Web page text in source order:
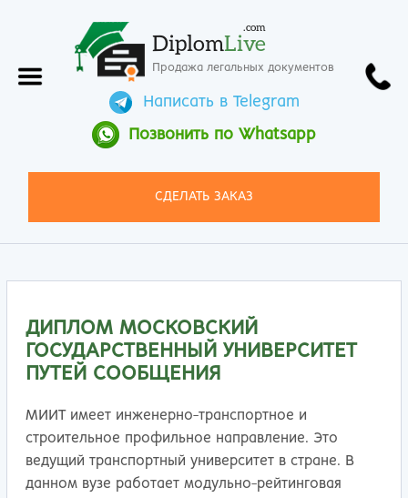
DiplomLive
.com
Продажа легальных документов
Написать в Telegram
Позвонить по Whatsapp
СДЕЛАТЬ ЗАКАЗ
ДИПЛОМ МОСКОВСКИЙ
ГОСУДАРСТВЕННЫЙ УНИВЕРСИТЕТ
ПУТЕЙ СООБЩЕНИЯ
МИИТ имеет инженерно-транспортное и
строительное профильное направление. Это
ведущий транспортный университет в стране. В
данном вузе работает модульно-рейтинговая